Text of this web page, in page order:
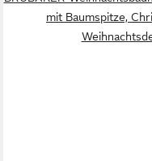
mit Baumspitze,